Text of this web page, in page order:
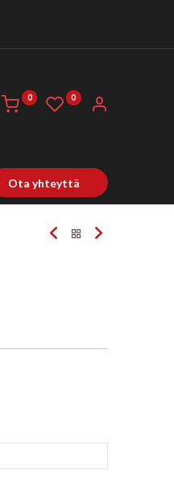
0 0
Ota yhteyttä